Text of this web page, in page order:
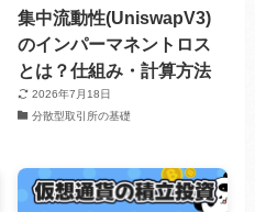
集中流動性(UniswapV3)
のインパーマネントロス
とは？仕組み・計算方法
2026年7月18日
分散型取引所の基礎